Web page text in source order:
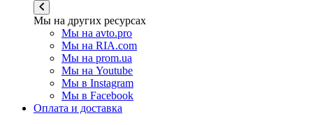
Мы на других ресурсах
Мы на avto.pro
Мы на RIA.com
Мы на prom.ua
Мы на Youtube
Мы в Instagram
Мы в Facebook
Оплата и доставка